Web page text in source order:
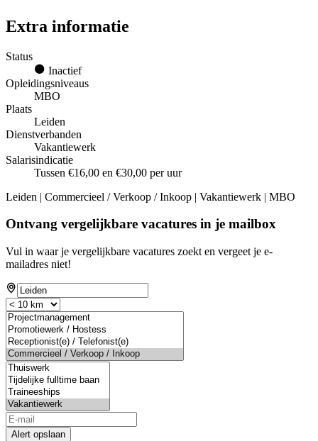
Extra informatie
Status
Inactief
Opleidingsniveaus
MBO
Plaats
Leiden
Dienstverbanden
Vakantiewerk
Salarisindicatie
Tussen €16,00 en €30,00 per uur
Leiden | Commercieel / Verkoop / Inkoop | Vakantiewerk | MBO
Ontvang vergelijkbare vacatures in je mailbox
Vul in waar je vergelijkbare vacatures zoekt en vergeet je e-
mailadres niet!
Alert opslaan